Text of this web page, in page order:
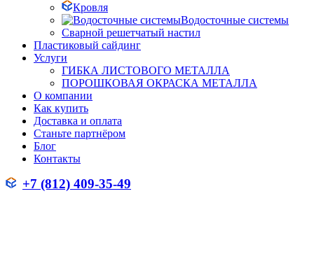
Кровля
Водосточные системы
Сварной решетчатый настил
Пластиковый сайдинг
Услуги
ГИБКА ЛИСТОВОГО МЕТАЛЛА
ПОРОШКОВАЯ ОКРАСКА МЕТАЛЛА
О компании
Как купить
Доставка и оплата
Станьте партнёром
Блог
Контакты
+7 (812) 409-35-49